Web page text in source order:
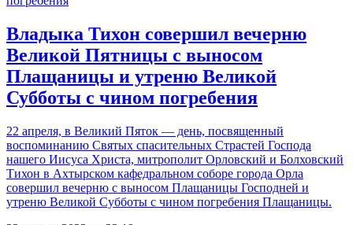
Владыка Тихон совершил вечерню
Великой Пятницы с выносом
Плащаницы и утреню Великой
Субботы с чином погребения
22 апреля, в Великий Пяток — день, посвященный
воспоминанию Святых спасительных Страстей Господа
нашего Иисуса Христа, митрополит Орловский и Болховский
Тихон в Ахтырском кафедральном соборе города Орла
совершил вечерню с выносом Плащаницы Господней и
утреню Великой Субботы с чином погребения Плащаницы.